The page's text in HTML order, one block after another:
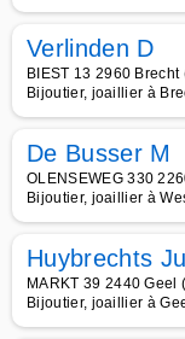
Verlinden D
BIEST 13 2960
Bijoutier, joaillier à
De Busser M
OLENSEWEG 330
Bijoutier, joaillier à
Huybrechts
MARKT 39 2440 Geel
Bijoutier, joaillier à